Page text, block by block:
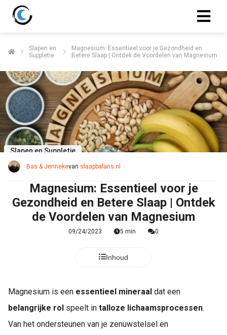
Slapen en
Suppletie
Magnesium: Essentieel voor je Gezondheid en
Betere Slaap | Ontdek de Voordelen van Magnesium
Slapen en Suppletie
Bas & Jennekevan slaapbalans.nl
Magnesium: Essentieel voor je
Gezondheid en Betere Slaap | Ontdek
de Voordelen van Magnesium
09/24/2023 5 min 0
Inhoud
Magnesium is een essentieel mineraal dat een
belangrijke rol speelt in talloze lichaamsprocessen.
Van het ondersteunen van je zenuwstelsel en